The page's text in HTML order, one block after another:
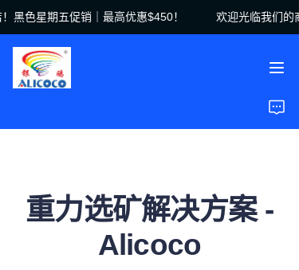
黑色星期五促销｜最高优惠$450！
欢迎光临我们的
欢迎光临我们的商店！
重力选矿解决方案 -
Alicoco
首页
产品
案例研究